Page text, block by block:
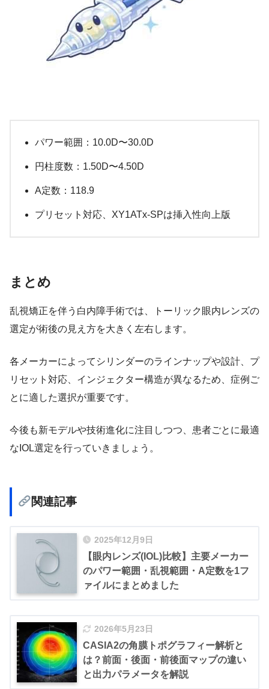
パワー範囲：10.0D〜30.0D
円柱度数：1.50D〜4.50D
A定数：118.9
プリセット対応、XY1ATx-SPは挿入性向上版
まとめ
乱視矯正を伴う白内障手術では、トーリック眼内レンズの
選定が術後の見え方を大きく左右します。
各メーカーによってシリンダーのラインナップや設計、プ
リセット対応、インジェクター構造が異なるため、症例ご
とに適した選択が重要です。
今後も新モデルや技術進化に注目しつつ、患者ごとに最適
なIOL選定を行っていきましょう。
関連記事
2025年12月9日
【眼内レンズ(IOL)比較】主要メーカー
のパワー範囲・乱視範囲・A定数を1フ
ァイルにまとめました
2026年5月23日
CASIA2の角膜トポグラフィー解析と
は？前面・後面・前後面マップの違い
と出力パラメータを解説